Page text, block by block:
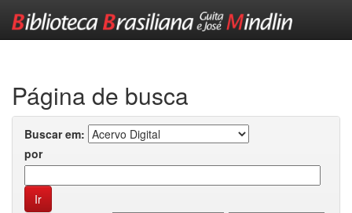
Página de busca
Buscar em:
por